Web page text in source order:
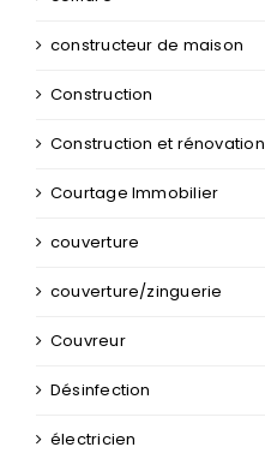
constructeur de maison
Construction
Construction et rénovation
Courtage Immobilier
couverture
couverture/zinguerie
Couvreur
Désinfection
électricien